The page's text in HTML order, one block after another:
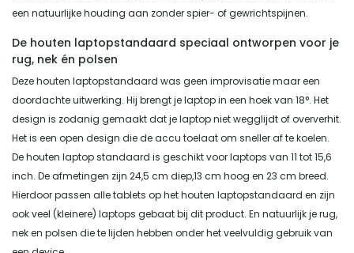
een natuurlijke houding aan zonder spier- of gewrichtspijnen.
De houten laptopstandaard speciaal ontworpen voor je
rug, nek én polsen
Deze houten laptopstandaard was geen improvisatie maar een
doordachte uitwerking. Hij brengt je laptop in een hoek van 18°. Het
design is zodanig gemaakt dat je laptop niet wegglijdt of oververhit.
Het is een open design die de accu toelaat om sneller af te koelen.
De houten laptop standaard is geschikt voor laptops van 11 tot 15,6
inch. De afmetingen zijn 24,5 cm diep,13 cm hoog en 23 cm breed.
Hierdoor passen alle tablets op het houten laptopstandaard en zijn
ook veel (kleinere) laptops gebaat bij dit product. En natuurlijk je rug,
nek en polsen die te lijden hebben onder het veelvuldig gebruik van